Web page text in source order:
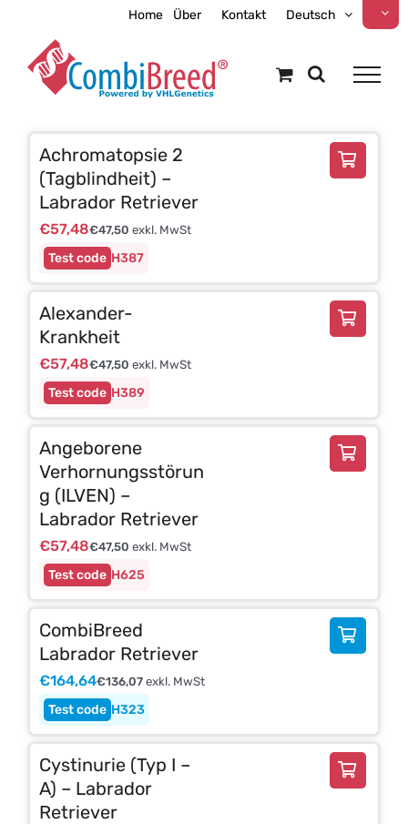
springen
Home Über Kontakt Deutsch
H387
Achromatopsie 2
(Tagblindheit) –
Labrador Retriever
€57,48€47,50 exkl. MwSt
H389
Alexander-
Krankheit
€57,48€47,50 exkl. MwSt
H625
Angeborene
Verhornungsstörun
g (ILVEN) –
Labrador Retriever
€57,48€47,50 exkl. MwSt
H323
CombiBreed
Labrador Retriever
€164,64€136,07exkl. MwSt
Cystinurie (Typ I –
A) – Labrador
Retriever